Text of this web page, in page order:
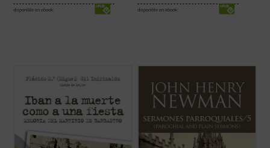
disponible en ebook: disponible en ebook:
padre Plácido María Gil Imirizaldu nos
uno de los episodios más sobrecogedores
de aquella Guerra Civil en la que se
desataron todos los demonios: el ...(ver
ficha)
volumen de losSermones parroquiales
fueron predicados en su mayoría en los
años 1838-1840. Este periodo coincide
plenamente con las primeras experiencias
(ver ficha)